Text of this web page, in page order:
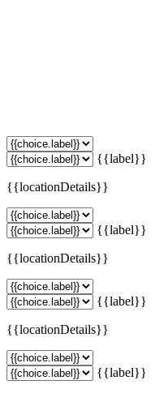
{{label}}
{{locationDetails}}
{{label}}
{{locationDetails}}
{{label}}
{{locationDetails}}
{{label}}